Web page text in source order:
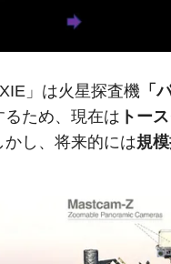
」は火星探査機 「
るため、現在は トー
かし、将来的には規